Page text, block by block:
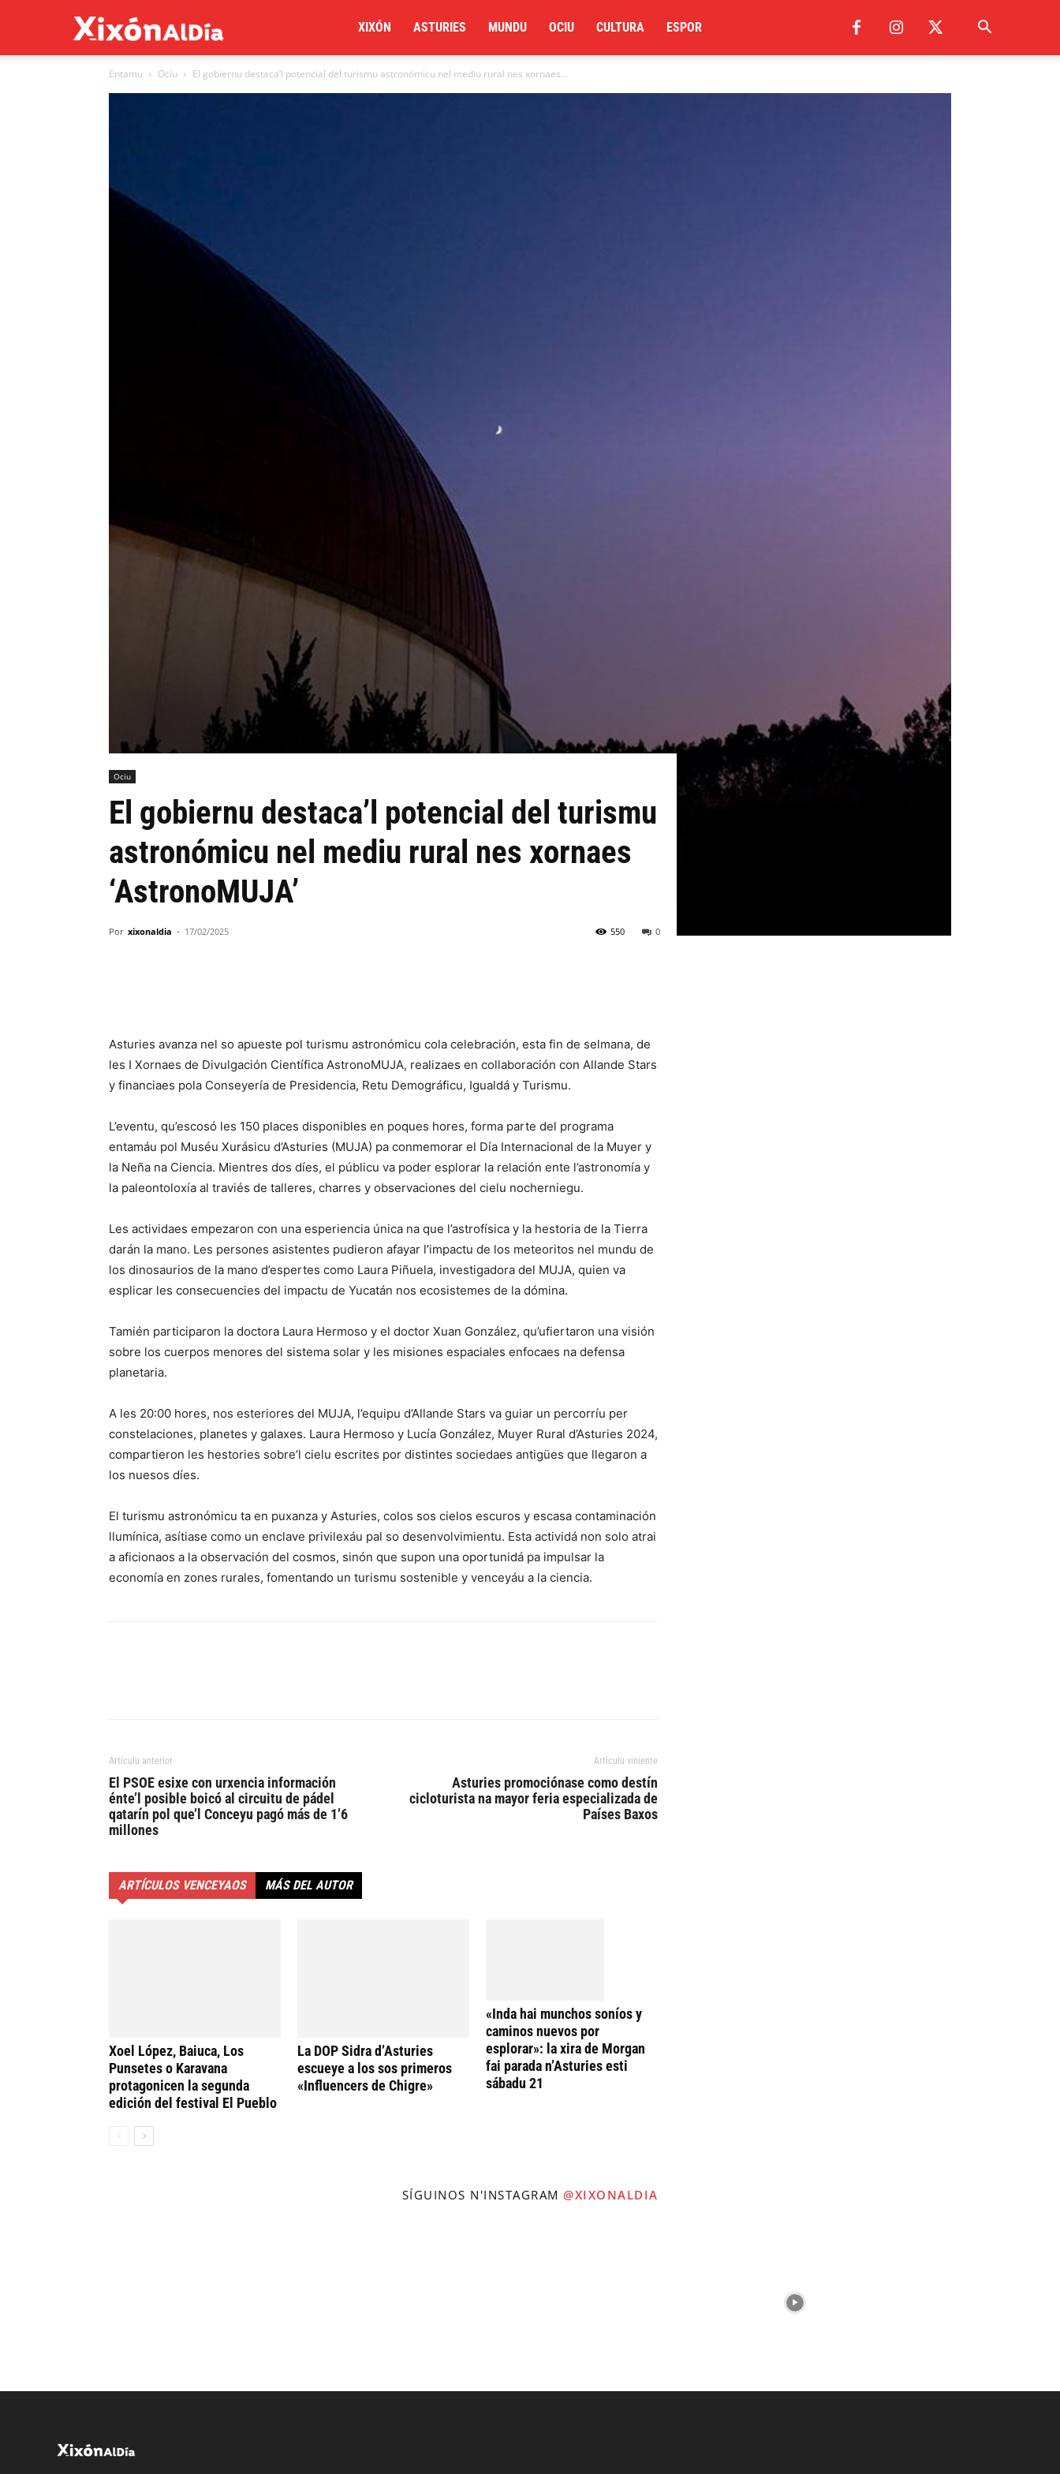
al
XIXÓN ASTURIES MUNDU OCIU CULTURA ESPOR
Entamu Ociu El gobiernu destaca’l potencial del turismu astronómicu nel mediu rural nes xornaes...
Ociu
El gobiernu destaca’l potencial del turismu
astronómicu nel mediu rural nes xornaes
‘AstronoMUJA’
Por xixonaldia - 17/02/2025 0
550
Asturies avanza nel so apueste pol turismu astronómicu cola celebración, esta fin de selmana, de
les I Xornaes de Divulgación Científica AstronoMUJA, realizaes en collaboración con Allande Stars
y financiaes pola Conseyería de Presidencia, Retu Demográficu, Igualdá y Turismu.
L’eventu, qu’escosó les 150 places disponibles en poques hores, forma parte del programa
entamáu pol Muséu Xurásicu d’Asturies (MUJA) pa conmemorar el Día Internacional de la Muyer y
la Neña na Ciencia. Mientres dos díes, el públicu va poder esplorar la relación ente l’astronomía y
la paleontoloxía al traviés de talleres, charres y observaciones del cielu nocherniegu.
Les actividaes empezaron con una esperiencia única na que l’astrofísica y la hestoria de la Tierra
darán la mano. Les persones asistentes pudieron afayar l’impactu de los meteoritos nel mundu de
los dinosaurios de la mano d’espertes como Laura Piñuela, investigadora del MUJA, quien va
esplicar les consecuencies del impactu de Yucatán nos ecosistemes de la dómina.
Tamién participaron la doctora Laura Hermoso y el doctor Xuan González, qu’ufiertaron una visión
sobre los cuerpos menores del sistema solar y les misiones espaciales enfocaes na defensa
planetaria.
A les 20:00 hores, nos esteriores del MUJA, l’equipu d’Allande Stars va guiar un percorríu per
constelaciones, planetes y galaxes. Laura Hermoso y Lucía González, Muyer Rural d’Asturies 2024,
compartieron les hestories sobre’l cielu escrites por distintes sociedaes antigües que llegaron a
los nuesos díes.
El turismu astronómicu ta en puxanza y Asturies, colos sos cielos escuros y escasa contaminación
llumínica, asítiase como un enclave privilexáu pal so desenvolvimientu. Esta actividá non solo atrai
a aficionaos a la observación del cosmos, sinón que supon una oportunidá pa impulsar la
economía en zones rurales, fomentando un turismu sostenible y venceyáu a la ciencia.
Artículu anterior
El PSOE esixe con urxencia información
énte’l posible boicó al circuitu de pádel
qatarín pol que’l Conceyu pagó más de 1’6
millones
Artículu viniente
Asturies promociónase como destín
cicloturista na mayor feria especializada de
Países Baxos
ARTÍCULOS VENCEYAOS MÁS DEL AUTOR
Xoel López, Baiuca, Los
Punsetes o Karavana
protagonicen la segunda
edición del festival El Pueblo
La DOP Sidra d’Asturies
escueye a los sos primeros
«Influencers de Chigre»
«Inda hai munchos soníos y
caminos nuevos por
esplorar»: la xira de Morgan
fai parada n’Asturies esti
sábadu 21
SÍGUINOS N'INSTAGRAM @XIXONALDIA